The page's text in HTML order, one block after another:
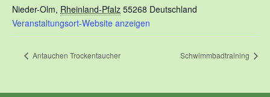
Nieder-Olm, Rheinland-Pfalz 55268 Deutschland
Veranstaltungsort-Website anzeigen
Antauchen Trockentaucher Schwimmbadtraining